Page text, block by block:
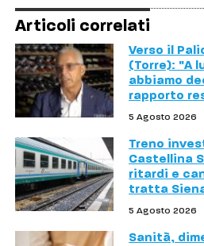
Articoli correlati
Verso il
(Torre): "A
abbiamo
rapporto
5 Agosto 2026
Treno
Castellina
ritardi e
tratta
5 Agosto 2026
Sanità,